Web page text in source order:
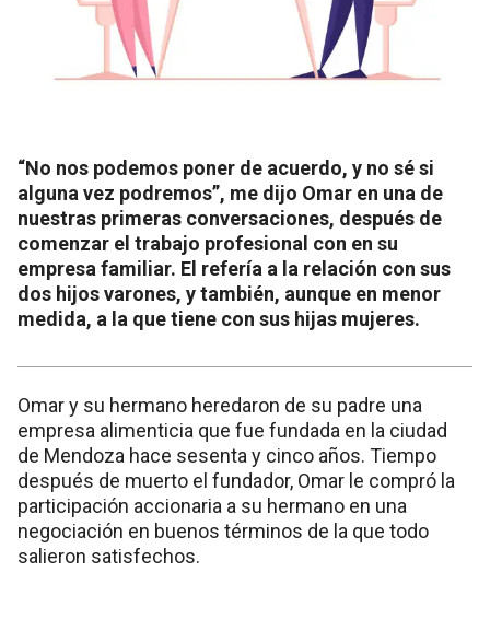
“No nos podemos poner de acuerdo, y no sé si
alguna vez podremos”, me dijo Omar en una de
nuestras primeras conversaciones, después de
comenzar el trabajo profesional con en su
empresa familiar. El refería a la relación con sus
dos hijos varones, y también, aunque en menor
medida, a la que tiene con sus hijas mujeres.
Omar y su hermano heredaron de su padre una
empresa alimenticia que fue fundada en la ciudad
de Mendoza hace sesenta y cinco años. Tiempo
después de muerto el fundador, Omar le compró la
participación accionaria a su hermano en una
negociación en buenos términos de la que todo
salieron satisfechos.